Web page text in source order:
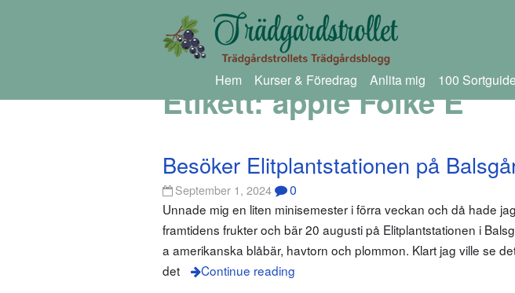
Hem Kurser & Föredrag Anlita mig 100
Etikett:äpple Folke E
Besöker Elitplantstationen på
September 1, 2024 0
Unnade mig en liten minisemester i förra veckan och då hade
framtidens frukter och bär 20 augusti på Elitplantstationen i
a amerikanska blåbär, havtorn och plommon. Klart jag ville se
det
Continue reading